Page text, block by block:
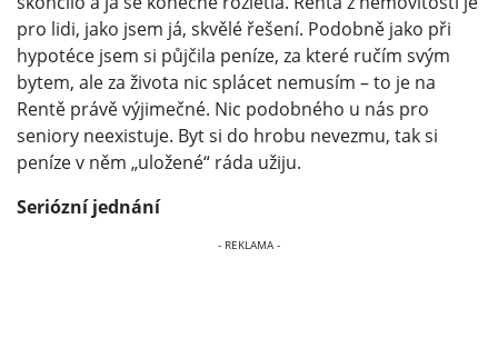
pro lidi, jako jsem já, skvělé řešení. Podobně jako při
hypotéce jsem si půjčila peníze, za které ručím svým
bytem, ale za života nic splácet nemusím – to je na
Rentě právě výjimečné. Nic podobného u nás pro
seniory neexistuje. Byt si do hrobu nevezmu, tak si
peníze v něm „uložené“ ráda užiju.
Seriózní jednání